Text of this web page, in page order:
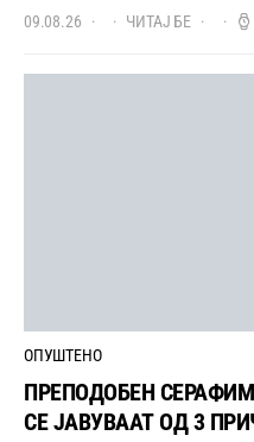
09.08.26 ЧИТАЈ БЕ
ОПУШТЕНО
ПРЕПОДОБЕН
СЕ ЈАВУВААТ ОД 3